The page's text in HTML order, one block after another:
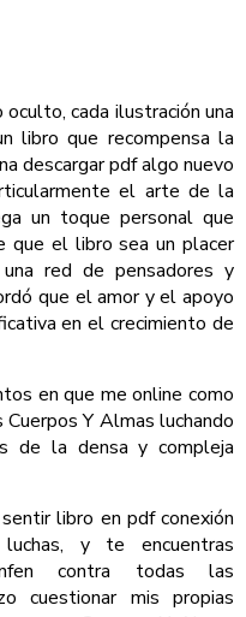
cada ilustración una
libro que recompensa la
descargar pdf algo nuevo
el arte de la
un toque personal que
que el libro sea un placer
red de pensadores y
que el amor y el apoyo
en el crecimiento de
en que me online como
Y Almas luchando
de la densa y compleja
libro en pdf conexión
y te encuentras
contra todas las
cuestionar mis propias